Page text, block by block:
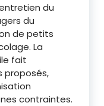
du
du
de petits
La
fait
proposés,
contraintes.